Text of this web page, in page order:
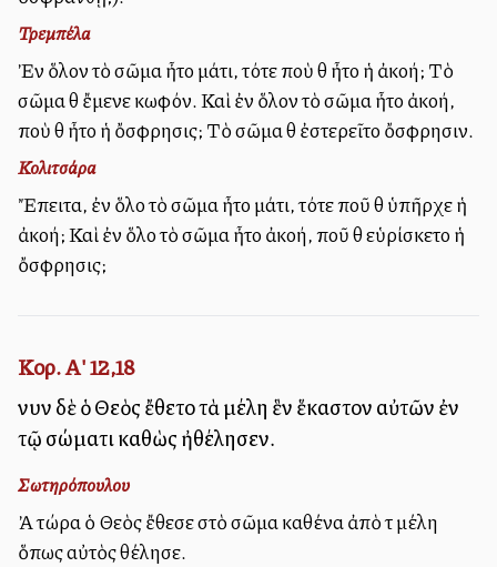
Τρεμπέλα
Ἐὰν ὅλον τὸ σῶμα ἦτο μάτι, τότε ποὺ θὰ ἦτο ἡ ἀκοή; Τὸ
σῶμα θὰ ἔμενε κωφόν. Καὶ ἐὰν ὅλον τὸ σῶμα ἦτο ἀκοή,
ποὺ θὰ ἦτο ἡ ὄσφρησις; Τὸ σῶμα θὰ ἐστερεῖτο ὄσφρησιν.
Κολιτσάρα
Ἔπειτα, ἐὰν ὅλο τὸ σῶμα ἦτο μάτι, τότε ποῦ θὰ ὑπῆρχε ἡ
ἀκοή; Καὶ ἐὰν ὅλο τὸ σῶμα ἦτο ἀκοή, ποῦ θὰ εὑρίσκετο ἡ
ὄσφρησις;
Κορ. Α' 12,18
νυνὶ δὲ ὁ Θεὸς ἔθετο τὰ μέλη ἓν ἕκαστον αὐτῶν ἐν
τῷ σώματι καθὼς ἠθέλησεν.
Σωτηρόπουλου
Ἀλλὰ τώρα ὁ Θεὸς ἔθεσε στὸ σῶμα καθένα ἀπὸ τὰ μέλη
ὅπως αὐτὸς θέλησε.